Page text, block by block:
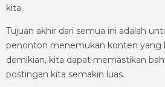
kita.
Tujuan akhir dari semua ini adalah
penonton menemukan konten yang
demikian, kita dapat memastikan
postingan kita semakin luas.